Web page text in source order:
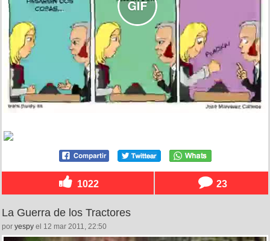
1022 23
La Guerra de los Tractores
por yespy el 12 mar 2011, 22:50